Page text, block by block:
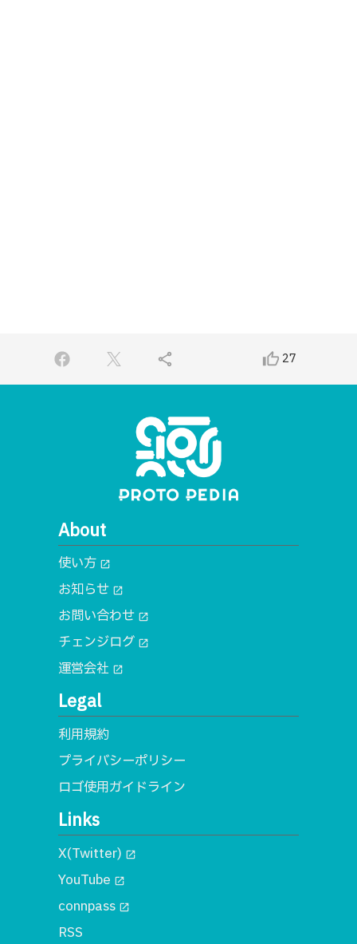
share thumb_up_alt 27
About
使い方 open_in_new
お知らせ open_in_new
お問い合わせ open_in_new
チェンジログ open_in_new
運営会社 open_in_new
Legal
利用規約
プライバシーポリシー
ロゴ使用ガイドライン
Links
X(Twitter) open_in_new
YouTube open_in_new
connpass open_in_new
RSS